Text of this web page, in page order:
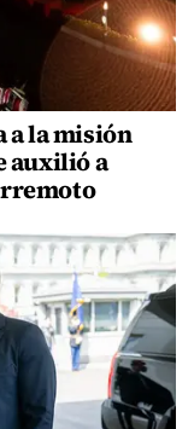
a la misión
auxilió a